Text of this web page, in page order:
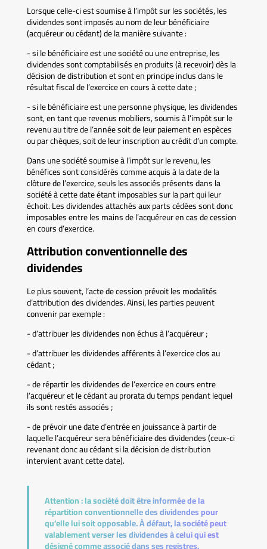
Lorsque celle-ci est soumise à l’impôt sur les sociétés, les
dividendes sont imposés au nom de leur bénéficiaire
(acquéreur ou cédant) de la manière suivante :
- si le bénéficiaire est une société ou une entreprise, les
dividendes sont comptabilisés en produits (à recevoir) dès la
décision de distribution et sont en principe inclus dans le
résultat fiscal de l’exercice en cours à cette date ;
- si le bénéficiaire est une personne physique, les dividendes
sont, en tant que revenus mobiliers, soumis à l’impôt sur le
revenu au titre de l’année soit de leur paiement en espèces
ou par chèques, soit de leur inscription au crédit d’un compte.
Dans une société soumise à l’impôt sur le revenu, les
bénéfices sont considérés comme acquis à la date de la
clôture de l’exercice, seuls les associés présents dans la
société à cette date étant imposables sur la part qui leur
échoit. Les dividendes attachés aux parts cédées sont donc
imposables entre les mains de l’acquéreur en cas de cession
en cours d’exercice.
Attribution conventionnelle des
dividendes
Le plus souvent, l’acte de cession prévoit les modalités
d’attribution des dividendes. Ainsi, les parties peuvent
convenir par exemple :
- d’attribuer les dividendes non échus à l’acquéreur ;
- d’attribuer les dividendes afférents à l’exercice clos au
cédant ;
- de répartir les dividendes de l’exercice en cours entre
l’acquéreur et le cédant au prorata du temps pendant lequel
ils sont restés associés ;
- de prévoir une date d’entrée en jouissance à partir de
laquelle l’acquéreur sera bénéficiaire des dividendes (ceux-ci
revenant donc au cédant si la décision de distribution
intervient avant cette date).
Attention :la société doit être informée de la
répartition conventionnelle des dividendes pour
qu’elle lui soit opposable. À défaut, la société peut
valablement verser les dividendes à celui qui est